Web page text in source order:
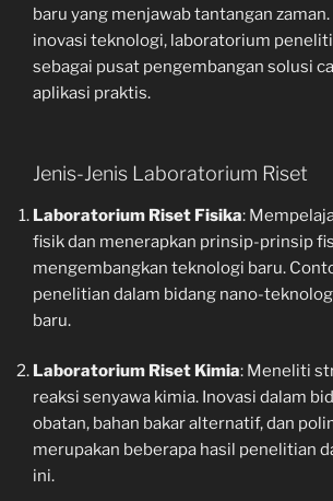
baru yang menjawab tantangan
inovasi teknologi, laboratorium
sebagai pusat pengembangan solusi
aplikasi praktis.
Jenis-Jenis Laboratorium Riset
Laboratorium Riset Fisika:
fisik dan menerapkan prinsip-prinsip
mengembangkan teknologi baru.
penelitian dalam bidang nano-
baru.
Laboratorium Riset Kimia: Meneliti
reaksi senyawa kimia. Inovasi dalam
obatan, bahan bakar alternatif, dan
merupakan beberapa hasil penelitian
ini.